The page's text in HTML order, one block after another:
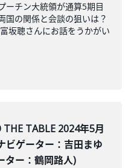
ーチン大統領が通算5期目
国の関係と会談の狙いは？
坂聰さんにお話をうかがい
THE TABLE 2024年5月
ビゲーター：吉田まゆ
ター：鶴岡路人)